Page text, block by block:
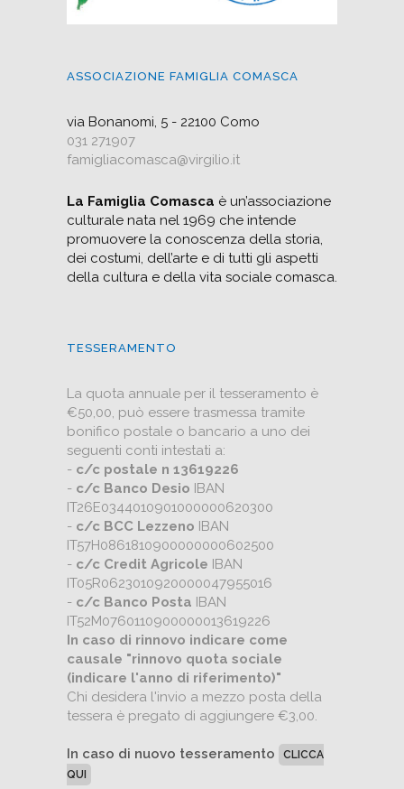
ASSOCIAZIONE FAMIGLIA COMASCA
via Bonanomi, 5 - 22100 Como
031 271907
famigliacomasca@virgilio.it
La Famiglia Comasca è un’associazione
culturale nata nel 1969 che intende
promuovere la conoscenza della storia,
dei costumi, dell’arte e di tutti gli aspetti
della cultura e della vita sociale comasca.
TESSERAMENTO
La quota annuale per il tesseramento è
€50,00, può essere trasmessa tramite
bonifico postale o bancario a uno dei
seguenti conti intestati a:
- c/c postale n 13619226
- c/c Banco Desio IBAN
IT26E0344010901000000620300
- c/c BCC Lezzeno IBAN
IT57H0861810900000000602500
- c/c Credit Agricole IBAN
IT05R0623010920000047955016
- c/c Banco Posta IBAN
IT52M0760110900000013619226
In caso di rinnovo indicare come
causale "rinnovo quota sociale
(indicare l'anno di riferimento)"
Chi desidera l'invio a mezzo posta della
tessera è pregato di aggiungere €3,00.
In caso di nuovo tesseramento
CLICCA
QUI